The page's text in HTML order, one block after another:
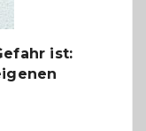
ist: